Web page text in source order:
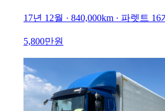
17년 12월 · 840,000km · 파렛트 16
5,800만원